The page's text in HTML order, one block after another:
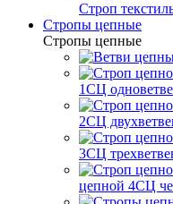
Строп
Стропы цепные
Стропы цепные
1СЦ
2СЦ
3СЦ
цепной 4СЦ